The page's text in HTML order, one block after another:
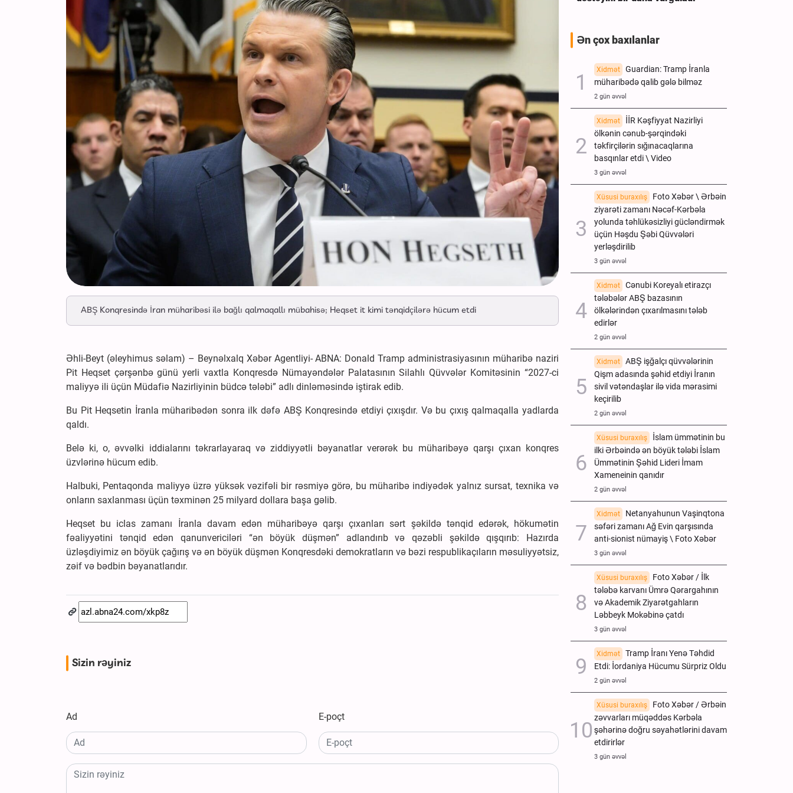
ABŞ Konqresində İran müharibəsi ilə bağlı qalmaqallı mübahisə; Heqset it kimi tənqidçilərə hücum etdi
Əhli-Beyt (əleyhimus səlam) – Beynəlxalq Xəbər Agentliyi- ABNA: Donald Tramp administrasiyasının müharibə naziri
Pit Heqset çərşənbə günü yerli vaxtla Konqresdə Nümayəndələr Palatasının Silahlı Qüvvələr Komitəsinin “2027-ci
maliyyə ili üçün Müdafiə Nazirliyinin büdcə tələbi” adlı dinləməsində iştirak edib.
Bu Pit Heqsetin İranla müharibədən sonra ilk dəfə ABŞ Konqresində etdiyi çıxışdır. Və bu çıxış qalmaqalla yadlarda
qaldı.
Belə ki, o, əvvəlki iddialarını təkrarlayaraq və ziddiyyətli bəyanatlar verərək bu müharibəyə qarşı çıxan konqres
üzvlərinə hücum edib.
Halbuki, Pentaqonda maliyyə üzrə yüksək vəzifəli bir rəsmiyə görə, bu müharibə indiyədək yalnız sursat, texnika və
onların saxlanması üçün təxminən 25 milyard dollara başa gəlib.
Heqset bu iclas zamanı İranla davam edən müharibəyə qarşı çıxanları sərt şəkildə tənqid edərək, hökumətin
fəaliyyətini tənqid edən qanunvericiləri “ən böyük düşmən” adlandırıb və qəzəbli şəkildə qışqırıb: Hazırda
üzləşdiyimiz ən böyük çağırış və ən böyük düşmən Konqresdəki demokratların və bəzi respublikaçıların məsuliyyətsiz,
zəif və bədbin bəyanatlarıdır.
Sizin rəyiniz
Ad E-poçt
Ən çox baxılanlar
Xidmət
Guardian: Tramp İranla
müharibədə qalib gələ bilməz
2 gün əvvəl
Xidmət
İİR Kəşfiyyat Nazirliyi
ölkənin cənub-şərqindəki
təkfirçilərin sığınacaqlarına
basqınlar etdi \ Video
3 gün əvvəl
Xüsusi buraxılış
Foto Xəbər \ Ərbəin
ziyarəti zamanı Nəcəf-Kərbəla
yolunda təhlükəsizliyi gücləndirmək
üçün Həşdu Şəbi Qüvvələri
yerləşdirilib
3 gün əvvəl
Xidmət
Cənubi Koreyalı etirazçı
tələbələr ABŞ bazasının
ölkələrindən çıxarılmasını tələb
edirlər
2 gün əvvəl
Xidmət
ABŞ işğalçı qüvvələrinin
Qişm adasında şəhid etdiyi İranın
sivil vətəndaşlar ilə vida mərasimi
keçirilib
2 gün əvvəl
Xüsusi buraxılış
İslam ümmətinin bu
ilki Ərbəində ən böyük tələbi İslam
Ümmətinin Şəhid Lideri İmam
Xameneinin qanıdır
2 gün əvvəl
Xidmət
Netanyahunun Vaşinqtona
səfəri zamanı Ağ Evin qarşısında
anti-sionist nümayiş \ Foto Xəbər
3 gün əvvəl
Xüsusi buraxılış
Foto Xəbər / İlk
tələbə karvanı Ümrə Qərargahının
və Akademik Ziyarətgahların
Ləbbeyk Mokəbinə çatdı
3 gün əvvəl
Xidmət
Tramp İranı Yenə Təhdid
Etdi: İordaniya Hücumu Sürpriz Oldu
2 gün əvvəl
Xüsusi buraxılış
Foto Xəbər / Ərbəin
zəvvarları müqəddəs Kərbəla
şəhərinə doğru səyahətlərini davam
etdirirlər
3 gün əvvəl